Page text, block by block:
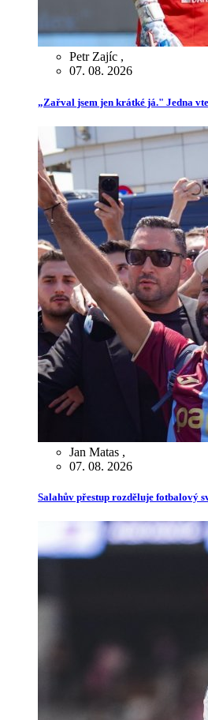
Petr Zajíc ,
07. 08. 2026
„Zařval jsem jen krátké já." Jedna
Jan Matas ,
07. 08. 2026
Salahův přestup rozděluje fotbalový